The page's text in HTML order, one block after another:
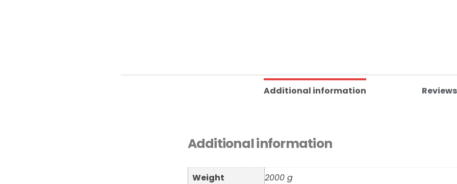
Additional information
Additional information
Weight 2000 g